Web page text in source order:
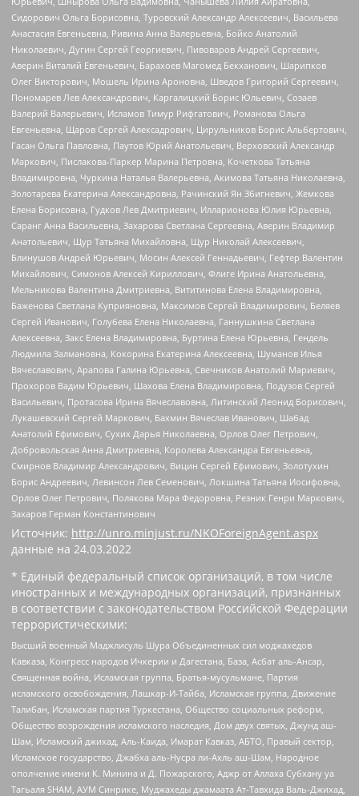
Сидорович Ольга Борисовна, Туровский Александр Алексеевич, Васильева
Анастасия Евгеньевна, Ривина Анна Валерьевна, Бойко Анатолий
Николаевич, Дугин Сергей Георгиевич, Пивоваров Андрей Сергеевич,
Аверин Виталий Евгеньевич, Барахоев Магомед Бекханович, Шарипков
Олег Викторович, Мошель Ирина Ароновна, Шведов Григорий Сергеевич,
Пономарев Лев Александрович, Каргалицкий Борис Юльевич, Созаев
Валерий Валерьевич, Исламов Тимур Рифгатович, Романова Ольга
Евгеньевна, Щаров Сергей Алексадрович, Цирульников Борис Альбертович,
Гасан Ольга Павловна, Паутов Юрий Анатольевич, Верховский Александр
Маркович, Пислакова-Паркер Марина Петровна, Кочеткова Татьяна
Владимировна, Чуркина Наталья Валерьевна, Акимова Татьяна Николаевна,
Золотарева Екатерина Александровна, Рачинский Ян Збигневич, Жемкова
Елена Борисовна, Гудков Лев Дмитриевич, Илларионова Юлия Юрьевна,
Саранг Анна Васильевна, Захарова Светлана Сергеевна, Аверин Владимир
Анатольевич, Щур Татьяна Михайловна, Щур Николай Алексеевич,
Блинушов Андрей Юрьевич, Мосин Алексей Геннадьевич, Гефтер Валентин
Михайлович, Симонов Алексей Кириллович, Флиге Ирина Анатольевна,
Мельникова Валентина Дмитриевна, Вититинова Елена Владимировна,
Баженова Светлана Куприяновна, Максимов Сергей Владимирович, Беляев
Сергей Иванович, Голубева Елена Николаевна, Ганнушкина Светлана
Алексеевна, Закс Елена Владимировна, Буртина Елена Юрьевна, Гендель
Людмила Залмановна, Кокорина Екатерина Алексеевна, Шуманов Илья
Вячеславович, Арапова Галина Юрьевна, Свечников Анатолий Мариевич,
Прохоров Вадим Юрьевич, Шахова Елена Владимировна, Подузов Сергей
Васильевич, Протасова Ирина Вячеславовна, Литинский Леонид Борисович,
Лукашевский Сергей Маркович, Бахмин Вячеслав Иванович, Шабад
Анатолий Ефимович, Сухих Дарья Николаевна, Орлов Олег Петрович,
Добровольская Анна Дмитриевна, Королева Александра Евгеньевна,
Смирнов Владимир Александрович, Вицин Сергей Ефимович, Золотухин
Борис Андреевич, Левинсон Лев Семенович, Локшина Татьяна Иосифовна,
Орлов Олег Петрович, Полякова Мара Федоровна, Резник Генри Маркович,
Захаров Герман Константинович
Источник: http://unro.minjust.ru/NKOForeignAgent.aspx
данные на 24.03.2022
* Единый федеральный список организаций, в том числе
иностранных и международных организаций, признанных
в соответствии с законодательством Российской Федерации
террористическими:
Высший военный Маджлисуль Шура Объединенных сил моджахедов
Кавказа, Конгресс народов Ичкерии и Дагестана, База, Асбат аль-Ансар,
Священная война, Исламская группа, Братья-мусульмане, Партия
исламского освобождения, Лашкар-И-Тайба, Исламская группа, Движение
Талибан, Исламская партия Туркестана, Общество социальных реформ,
Общество возрождения исламского наследия, Дом двух святых, Джунд аш-
Шам, Исламский джихад, Аль-Каида, Имарат Кавказ, АБТО, Правый сектор,
Исламское государство, Джабха аль-Нусра ли-Ахль аш-Шам, Народное
ополчение имени К. Минина и Д. Пожарского, Аджр от Аллаха Субхану уа
Тагьаля SHAM, АУМ Синрике, Муджахеды джамаата Ат-Тавхида Валь-Джихад,